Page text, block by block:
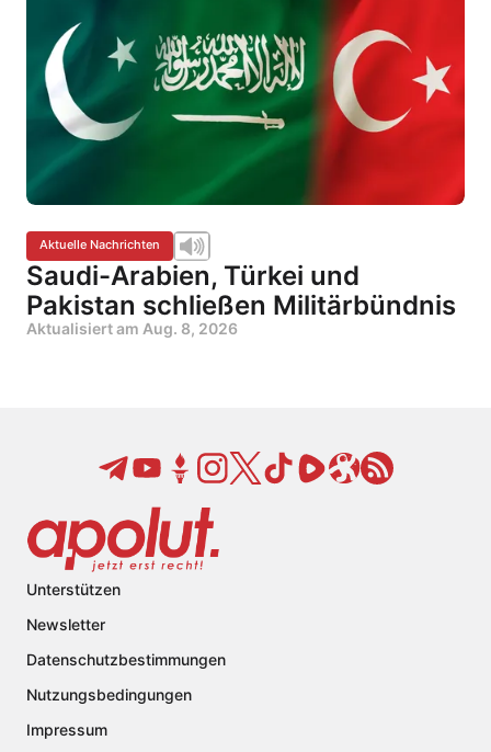
Aktuelle Nachrichten
Saudi-Arabien, Türkei und
Pakistan schließen Militärbündnis
Aktualisiert am Aug. 8, 2026
Unterstützen
Newsletter
Datenschutzbestimmungen
Nutzungsbedingungen
Impressum